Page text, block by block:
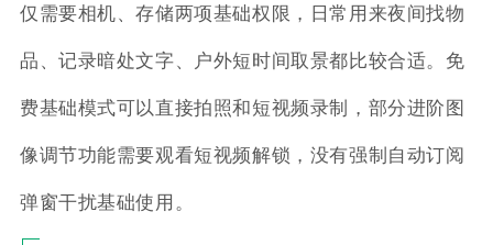
仅需要相机、存储两项基础权限，日常用来夜间找物
品、记录暗处文字、户外短时间取景都比较合适。免
费基础模式可以直接拍照和短视频录制，部分进阶图
像调节功能需要观看短视频解锁，没有强制自动订阅
弹窗干扰基础使用。